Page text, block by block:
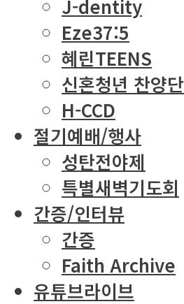
J-dentity
Eze37:5
혜린TEENS
신혼청년 찬양단
H-CCD
절기예배/행사
성탄전야제
특별새벽기도회
간증/인터뷰
간증
Faith Archive
유튜브라이브